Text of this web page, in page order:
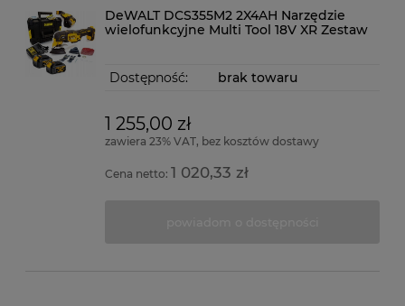
DeWALT DCS355M2 2X4AH Narzędzie
wielofunkcyjne Multi Tool 18V XR Zestaw
Dostępność: brak towaru
1 255,00 zł
zawiera 23% VAT, bez kosztów dostawy
Cena netto: 1 020,33 zł